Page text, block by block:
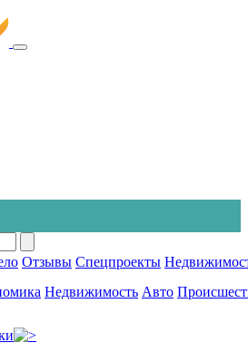
Отзывы Спецпроекты
Недвижимость Авто